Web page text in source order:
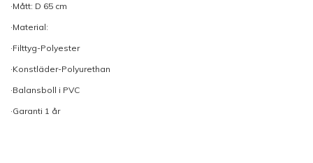
·Mått: D 65 cm
·Material:
·Filttyg-Polyester
·Konstläder-Polyurethan
·Balansboll i PVC
·Garanti 1 år